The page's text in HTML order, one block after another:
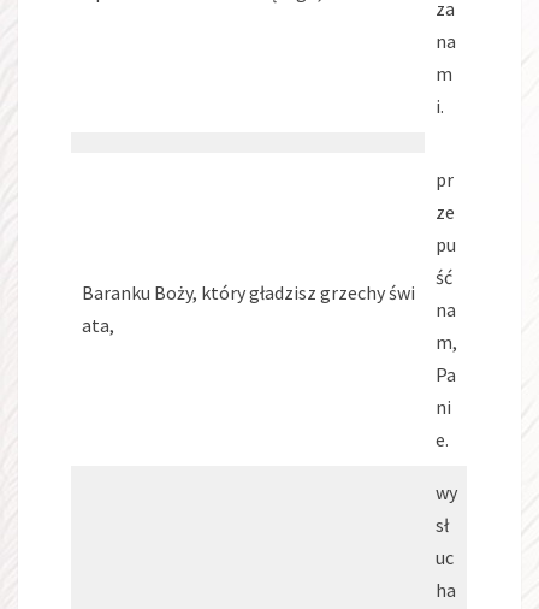
za
na
m
i.
Baranku Boży, który gładzisz grzechy świ
ata,
pr
ze
pu
ść
na
m,
Pa
ni
e.
wy
sł
uc
ha